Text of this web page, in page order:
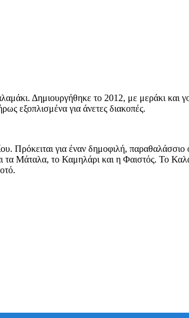
Δημιουργήθηκε το 2012, με μεράκι και
εξοπλισμένα για άνετες διακοπές.
Πρόκειται για έναν δημοφιλή,
Μάταλα, το Καμηλάρι και η Φαιστός. Το